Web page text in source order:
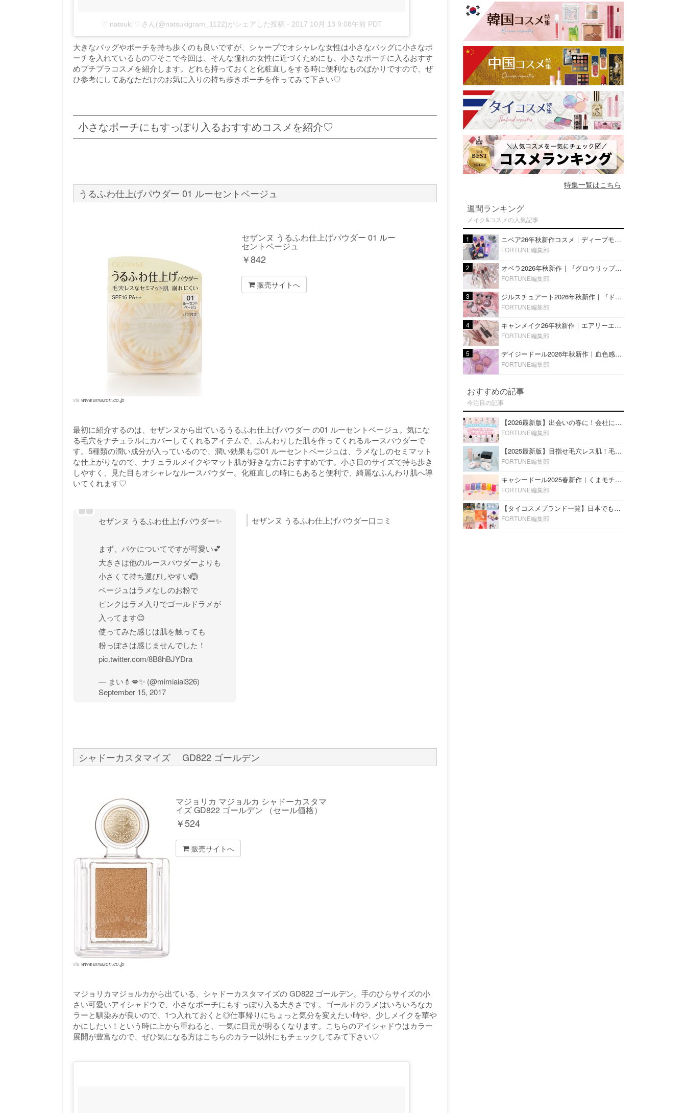
♡ natsuki ♡さん(@natsukigram_1122)がシェアした投稿 - 2017 10月 13 9:08午前 PDT
大きなバッグやポーチを持ち歩くのも良いですが、シャープでオシャレな女性は小さなバッグに小さなポ
ーチを入れているもの♡そこで今回は、そんな憧れの女性に近づくためにも、小さなポーチに入るおすす
めプチプラコスメを紹介します。どれも持っておくと化粧直しをする時に便利なものばかりですので、ぜ
ひ参考にしてあなただけのお気に入りの持ち歩きポーチを作ってみて下さい♡
小さなポーチにもすっぽり入るおすすめコスメを紹介♡
うるふわ仕上げパウダー 01 ルーセントベージュ
via www.amazon.co.jp
セザンヌ うるふわ仕上げパウダー 01 ルー
セントベージュ
￥842
販売サイトへ
最初に紹介するのは、セザンヌから出ているうるふわ仕上げパウダー の01 ルーセントベージュ。気にな
る毛穴をナチュラルにカバーしてくれるアイテムで、ふんわりした肌を作ってくれるルースパウダーで
す。5種類の潤い成分が入っているので、潤い効果も◎01 ルーセントベージュは、ラメなしのセミマット
な仕上がりなので、ナチュラルメイクやマット肌が好きな方におすすめです。小さ目のサイズで持ち歩き
しやすく、見た目もオシャレなルースパウダー。化粧直しの時にもあると便利で、綺麗なふんわり肌へ導
いてくれます♡
セザンヌ うるふわ仕上げパウダー✨
まず、パケについてですが可愛い💕
大きさは他のルースパウダーよりも
小さくて持ち運びしやすい🙆
ベージュはラメなしのお粉で
ピンクはラメ入りでゴールドラメが
入ってます😊
使ってみた感じは肌を触っても
粉っぽさは感じませんでした！
pic.twitter.com/8B8hBJYDra
— まい💄💋✨ (@mimiaiai326)
September 15, 2017
セザンヌ うるふわ仕上げパウダー口コミ
シャドーカスタマイズ GD822 ゴールデン
via www.amazon.co.jp
マジョリカ マジョルカ シャドーカスタマ
イズ GD822 ゴールデン （セール価格）
￥524
販売サイトへ
マジョリカマジョルカから出ている、シャドーカスタマイズの GD822 ゴールデン。手のひらサイズの小
さい可愛いアイシャドウで、小さなポーチにもすっぽり入る大きさです。ゴールドのラメはいろいろなカ
ラーと馴染みが良いので、1つ入れておくと◎仕事帰りにちょっと気分を変えたい時や、少しメイクを華や
かにしたい！という時に上から重ねると、一気に目元が明るくなります。こちらのアイシャドウはカラー
展開が豊富なので、ぜひ気になる方はこちらのカラー以外にもチェックしてみて下さい♡
特集一覧はこちら
週間ランキング
メイク&コスメの人気記事
1 ニベア26年秋新作コスメ｜ディープモイスチャーリップの美容液タイプや2in1ボディクリームスクラブも
FORTUNE編集部
2 オペラ2026年秋新作｜『グロウリップティント』の新色・限定色はローズジャムカラー♡全4色をレビュー
FORTUNE編集部
3 ジルスチュアート2026年秋新作｜『ドレスドブルーム アイズ』新色や限定ハイライト・リップをレビュー
FORTUNE編集部
4 キャンメイク26年秋新作｜エアリーエクステンションライナー＆カールスナイパーマスカラ新色をレビュー
FORTUNE編集部
5 デイジードール2026年秋新作｜血色感が可愛い♡『パウダー ブラッシュ ブルーム』新3色をレビュー
FORTUNE編集部
おすすめの記事
今注目の記事
【2026最新版】出会いの春に！会社にもおすすめの好印象な香水14選♡ビジネスの場での香水マナーも
FORTUNE編集部
【2025最新版】目指せ毛穴レス肌！毛穴を埋めて隠す「おすすめ部分用下地＆プライマー」ランキング♡
FORTUNE編集部
キャシードール2025春新作｜くまモチーフのミニリップ「シャイニーベア リップモイスト」をレビュー♡
FORTUNE編集部
【タイコスメブランド一覧】日本でも人気沸騰中の“タイコスメ”ブランド20選！
FORTUNE編集部